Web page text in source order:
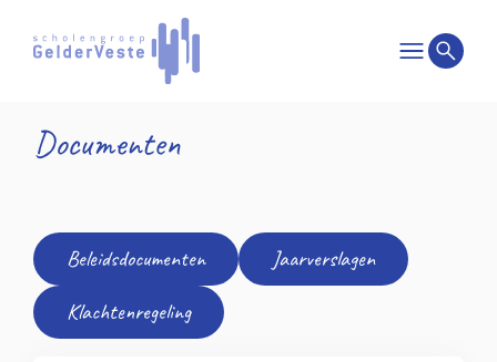
Documenten
Beleidsdocumenten
Jaarverslagen
Klachtenregeling